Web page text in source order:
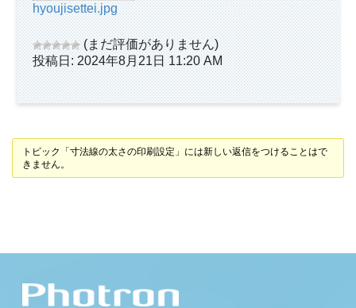
hyoujisettei.jpg
(まだ評価がありません)
投稿日: 2024年8月21日 11:20 AM
トピック「寸法線の太さの印刷設定」には新しい返信をつけることはで
きません。